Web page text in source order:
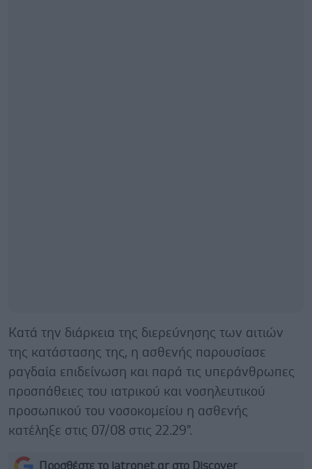
Κατά την διάρκεια της διερεύνησης των αιτιών
της κατάστασης της, η ασθενής παρουσίασε
ραγδαία επιδείνωση και παρά τις υπεράνθρωπες
προσπάθειες του ιατρικού και νοσηλευτικού
προσωπικού του νοσοκομείου η ασθενής
κατέληξε στις 07/08 στις 22.29".
Προσθέστε το iatronet.gr στο Discover